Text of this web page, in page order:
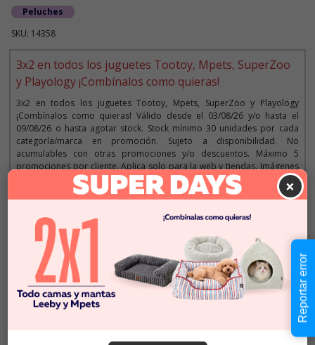
Peluches
SKU: 14358
3x2 en todos los juguetes Tootoy, Mpets, SuperZoo
y Playology ¡Combínalos como quieras!
3x2 en todos los juguetes Tootoy, Mpets, SuperZoo y Playology
¡Combínalos como quieras! Válido desde el 03/08/26 y/o hasta el
09/08/26 o hasta agotar stock. Stock mínimo 30 unidades por cada
categoría/marca en promoción. Sujeto a disponibilidad. No
acumulables con otras promociones y/o descuentos. Máximo 5
promociones por cliente. Aplica solo para la web y tiendas. Imágenes
Descripción
Cantidad:
-
$7.990
En Stock
×
Reportar error